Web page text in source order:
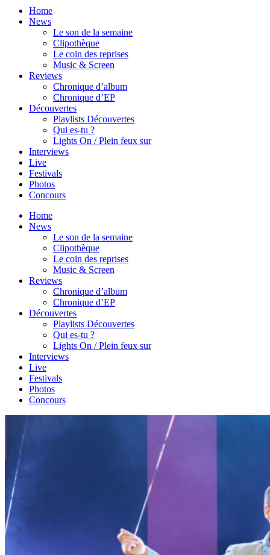
Home
News
Le son de la semaine
Clipothèque
Le coin des reprises
Music & Screen
Reviews
Chronique d’album
Chronique d’EP
Découvertes
Playlists Découvertes
Qui es-tu ?
Lights On / Plein feux sur
Interviews
Live
Festivals
Photos
Concours
Home
News
Le son de la semaine
Clipothèque
Le coin des reprises
Music & Screen
Reviews
Chronique d’album
Chronique d’EP
Découvertes
Playlists Découvertes
Qui es-tu ?
Lights On / Plein feux sur
Interviews
Live
Festivals
Photos
Concours